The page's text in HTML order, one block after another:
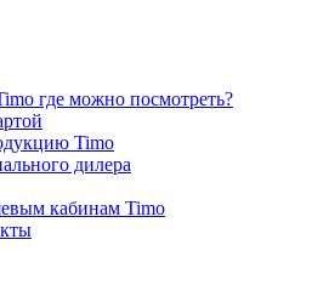
где можно посмотреть?
Timo
дилера
кабинам Timo